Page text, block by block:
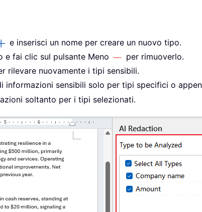
e inserisci un nome per creare un nuovo tipo.
e fai clic sul pulsante Meno
per rimuoverlo.
rilevare nuovamente i tipi sensibili.
informazioni sensibili solo per tipi specifici o
soltanto per i tipi selezionati.